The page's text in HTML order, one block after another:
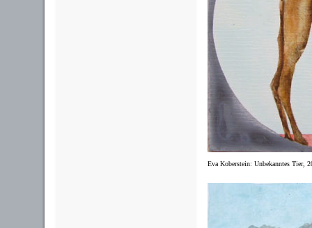
Eva Koberstein: Unbekanntes Tier,